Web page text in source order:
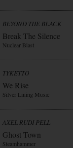
BEYOND THE BLACK
Break The Silence
Nuclear Blast
TYKETTO
We Rise
Silver Lining Music
AXEL RUDI PELL
Ghost Town
Steamhammer